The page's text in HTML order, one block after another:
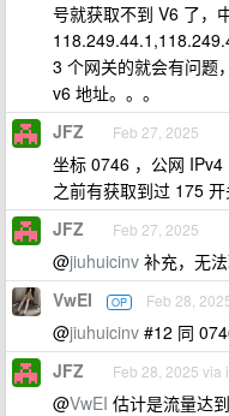
号就获取不到 V6 了，
3 个网关的就会有问题
v6 地址。。。
JFZ Feb 27, 2025
坐标 0746 ，公网 IPv4
之前有获取到过 175
JFZ Feb 27, 2025
@jiuhuicinv 补充，无
VwEI OP Feb 28,
@jiuhuicinv #12 同
JFZ Feb 28, 2025 via
@VwEI 估计是流量达